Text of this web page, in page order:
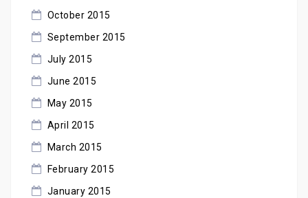
October 2015
September 2015
July 2015
June 2015
May 2015
April 2015
March 2015
February 2015
January 2015